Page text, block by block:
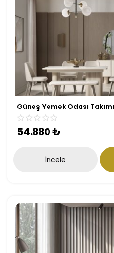
Mutfak
Dolap
Çalışma Odası
Genç Odası
Bahçe Mobilyaları
Güneş Yemek Odası Takımı
54.880₺
İncele